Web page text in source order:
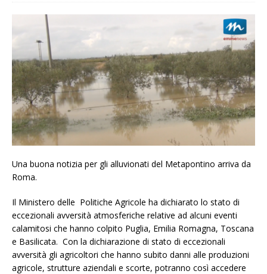
Una buona notizia per gli alluvionati del Metapontino arriva da
Roma.
Il Ministero delle Politiche Agricole ha dichiarato lo stato di
eccezionali avversità atmosferiche relative ad alcuni eventi
calamitosi che hanno colpito Puglia, Emilia Romagna, Toscana
e Basilicata. Con la dichiarazione di stato di eccezionali
avversità gli agricoltori che hanno subito danni alle produzioni
agricole, strutture aziendali e scorte, potranno così accedere